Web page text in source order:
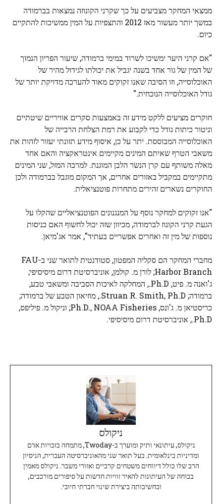
ממצאי המחקר מצביעים על כך שקרני הקונוזה נמצאות בברמודה
במשך יותר מעשור מאז 2012 והתצפיות על המין ממשיכות להתקיים
כיום.
"אם קרני היער ימשיכו לשרוד במימי ברמודה, שיעור הפריון הנמוך
של המין של גור אחד בשנה יגביל את יכולתו לגידול מהיר של
האוכלוסייה, וזו הסיבה שאנו זקוקים מאוד להערכה מדויקת יותר של
גודל האוכלוסייה הנוכחית."
חוקרים מציעים ללקט מידע זה באמצעות סקרים אוויריים שיטתיים
וניטור כיתות גודל כדי לקבוע את רמת הצלחת הרבייה של
האוכלוסייה המבוססת. יתר על כן, איסוף מידע תזונתי יעזור לזהות את
משאבי הטרף שאיתם המינים מקיימים אינטראקציה והאם אחד
מאלה משותף עם קרן הנשר הלבן המוגנת. למרבה המזל, שני המינים
מתקיימים במקביל באזורים אחרים, אך המקום מוגבל בברמודה ולכן
החוקרים נשארים זהירים מתחרות פוטנציאלית.
"אנו זקוקים למחקר נוסף על המנגנונים הפוטנציאליים שהקלו על
הגעת קרני הקונוז לברמודה, מכיוון שזה יכול לחשוף האם כניסות
נוספות של מין זה ואחרים אפשריים בעתיד", אמר אג'מיאן.
מחברי המחקר הם סקליה המפטון, סטודנטית לתואר שני ב-FAU
Harbor Branch; לורן מ. קולמן, אוניברסיטת דרום מיסיסיפי;
ג'ואנה מ. פיט, Ph.D., המחלקה לאיכות הסביבה ומשאבי טבע,
ברמודה; Struan R. Smith, Ph.D., מוזיאון הטבע של ברמודה;
כריסטיאן מ. ג'ונס, Ph.D., NOAA Fisheries; וניקול מ. פיליפס,
Ph.D., אוניברסיטת דרום מיסיסיפי.
ניקולס
ניקולס, עיתונאי ותיק ומוערך ב-Twoday, מתמחה בזכויות אדם
ומדיניות בינלאומית. בעל תואר שני מהאוניברסיטה העברית, הניסיון
הרב שלו כולל דיווחים משטחים קרביים ואזורי משבר. ניקולס מאמין
בכוחה של העיתונות להאיר זוויות חדשות על סיפורים מורכבים,
ובחשיבותה ביצירת שינוי חברתי חיובי.